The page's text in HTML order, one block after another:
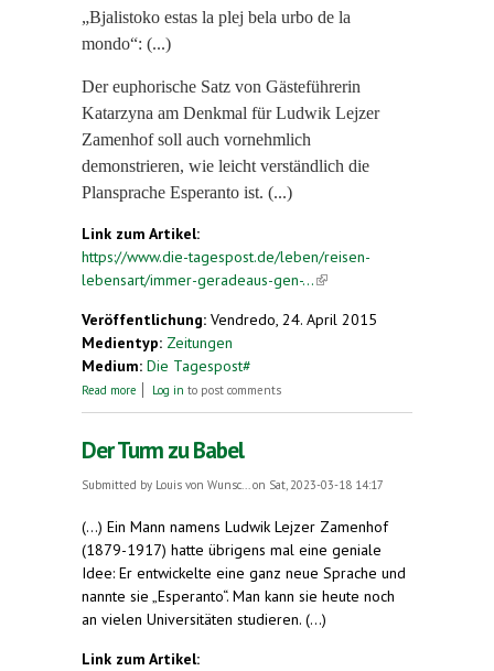
„Bjalistoko estas la plej bela urbo de la
mondo“: (...)
Der euphorische Satz von Gästeführerin
Katarzyna am Denkmal für Ludwik Lejzer
Zamenhof soll auch vornehmlich
demonstrieren, wie leicht verständlich die
Plansprache Esperanto ist. (...)
Link zum Artikel:
https://www.die-tagespost.de/leben/reisen-
lebensart/immer-geradeaus-gen-...(link is
Veröffentlichung: Vendredo, 24. April 2015
Medientyp: Zeitungen
Medium: Die Tagespost#
Read more about Immer geradeaus gen Osten
Log in to post comments
Der Turm zu Babel
Submitted by Louis von Wunsc...on Sat, 2023-03-18 14:17
(...) Ein Mann namens Ludwik Lejzer Zamenhof
(1879-1917) hatte übrigens mal eine geniale
Idee: Er entwickelte eine ganz neue Sprache und
nannte sie „Esperanto“. Man kann sie heute noch
an vielen Universitäten studieren. (...)
Link zum Artikel: